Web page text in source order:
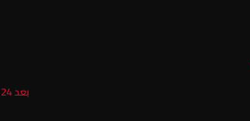
بعد 24 ساعة.. الأهلي يودع هؤلاء رسميًا بفرمان…